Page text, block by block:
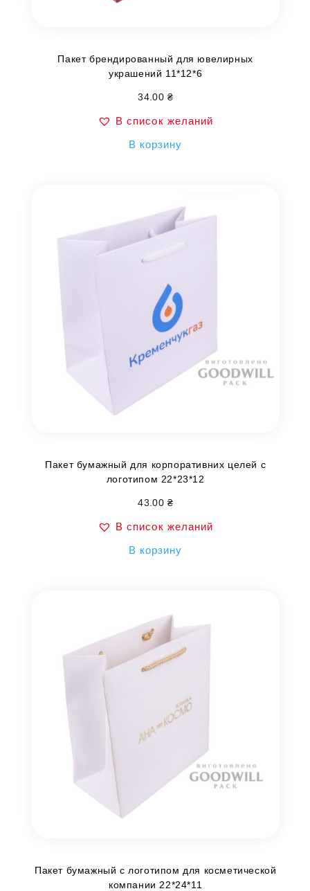
Пакет брендированный для ювелирных
украшений 11*12*6
34.00 ₴
В список желаний
В корзину
Пакет бумажный для корпоративних целей с
логотипом 22*23*12
43.00 ₴
В список желаний
В корзину
Пакет бумажный с логотипом для косметической
компании 22*24*11